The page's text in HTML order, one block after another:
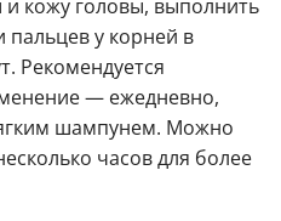
кожу головы, выполнить
пальцев у корней в
Рекомендуется
— ежедневно,
шампунем. Можно
часов для более